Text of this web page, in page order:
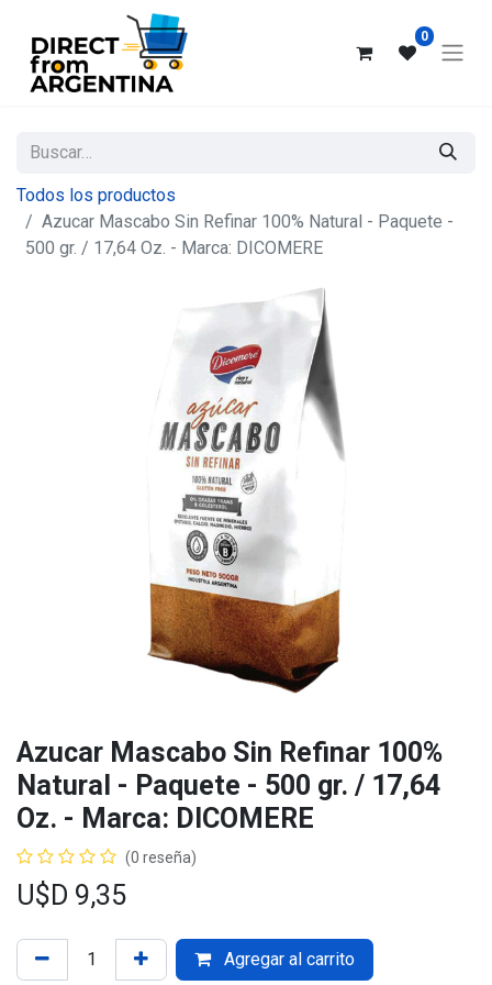
0
Todos los productos
Azucar Mascabo Sin Refinar 100% Natural - Paquete -
500 gr. / 17,64 Oz. - Marca: DICOMERE
Azucar Mascabo Sin Refinar 100%
Natural - Paquete - 500 gr. / 17,64
Oz. - Marca: DICOMERE
(0 reseña)
U$D 9,35
Agregar al carrito